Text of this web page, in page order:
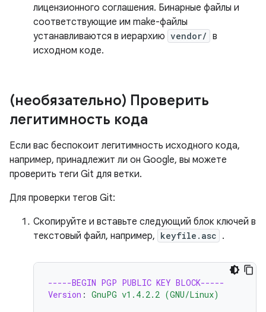
лицензионного соглашения. Бинарные файлы и
соответствующие им make-файлы
устанавливаются в иерархию vendor/ в
исходном коде.
(необязательно) Проверить
легитимность кода
Если вас беспокоит легитимность исходного кода,
например, принадлежит ли он Google, вы можете
проверить теги Git для ветки.
Для проверки тегов Git:
Скопируйте и вставьте следующий блок ключей в
текстовый файл, например, keyfile.asc .
-----BEGIN PGP PUBLIC KEY BLOCK-----
Version : GnuPG v1.4.2.2 (GNU/Linux)